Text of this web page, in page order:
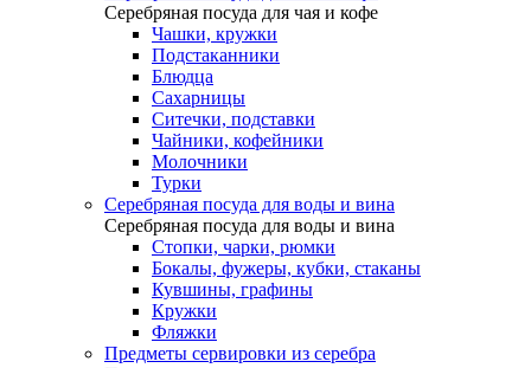
Серебряная посуда для чая и кофе
Чашки, кружки
Подстаканники
Блюдца
Сахарницы
Ситечки, подставки
Чайники, кофейники
Молочники
Турки
Серебряная посуда для воды и вина
Серебряная посуда для воды и вина
Стопки, чарки, рюмки
Бокалы, фужеры, кубки, стаканы
Кувшины, графины
Кружки
Фляжки
Предметы сервировки из серебра